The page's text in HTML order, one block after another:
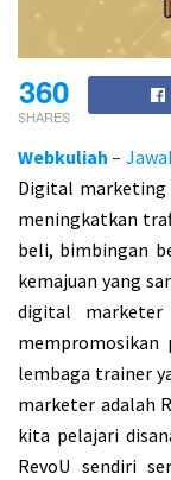
360
SHARES
Webkuliah –
Digital marketing
meningkatkan
beli, bimbingan
kemajuan yang
digital
mempromosikan
lembaga trainer
marketer adalah
kita pelajari
RevoU sendiri